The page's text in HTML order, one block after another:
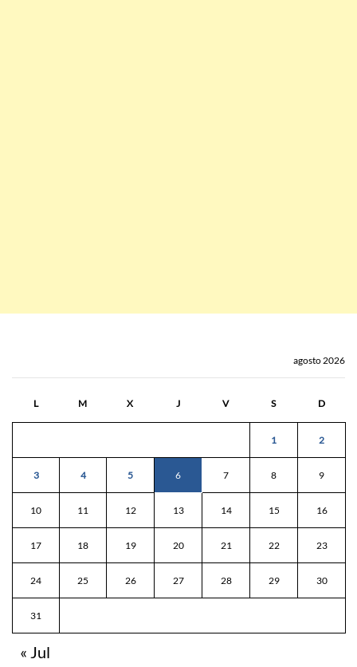
agosto 2026
L M X J V S D
1 2
3 4 5 6 7 8 9
10 11 12 13 14 15 16
17 18 19 20 21 22 23
24 25 26 27 28 29 30
31
« Jul